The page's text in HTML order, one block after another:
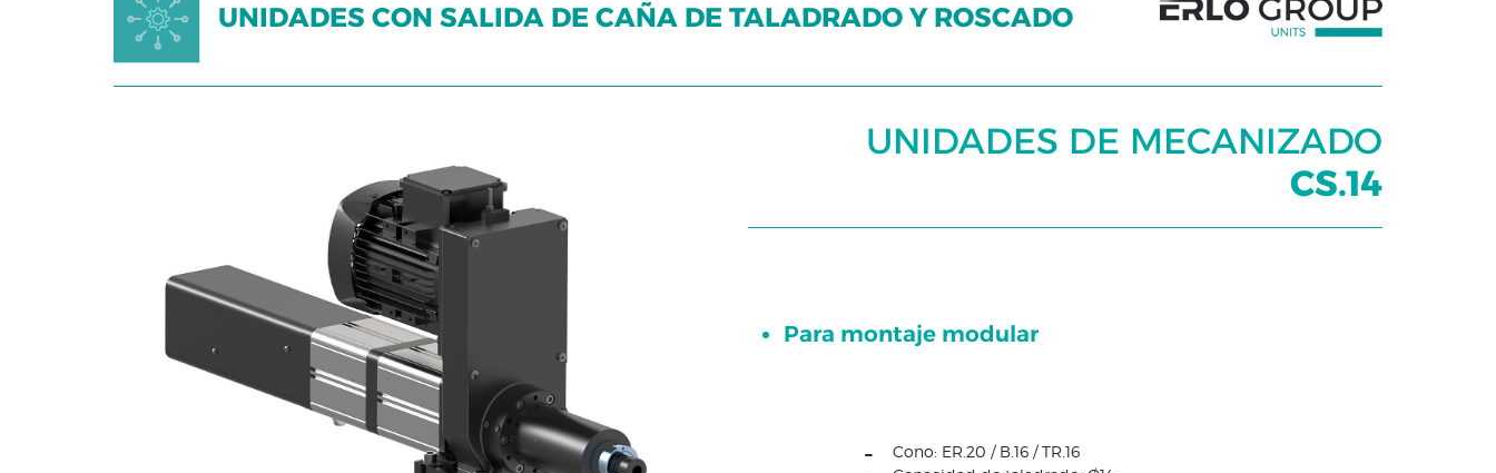
UNIDADES CON SALIDA DE CAÑA DE TALADRADO Y ROSCADO
UNIDADES DE MECANIZADO
CS.14
Para montaje modular
Cono: ER.20 / B.16 / TR.16